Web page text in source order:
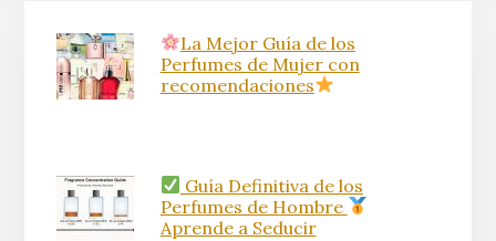
La Mejor Guía de los
Perfumes de Mujer con
recomendaciones
Guía Definitiva de los
Perfumes de Hombre
Aprende a Seducir